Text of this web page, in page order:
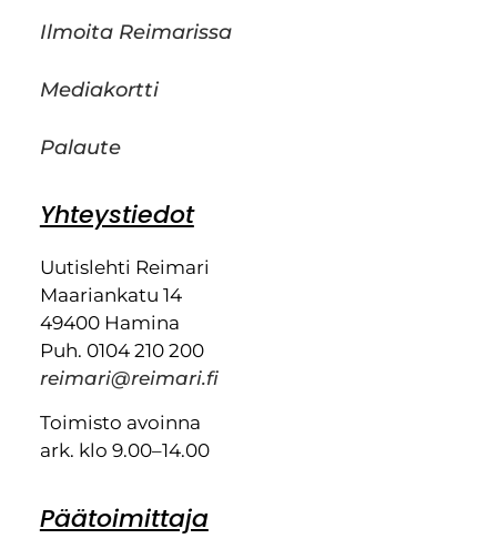
Ilmoita Reimarissa
Mediakortti
Palaute
Yhteystiedot
Uutislehti Reimari
Maariankatu 14
49400 Hamina
Puh. 0104 210 200
reimari@reimari.fi
Toimisto avoinna
ark. klo 9.00–14.00
Päätoimittaja